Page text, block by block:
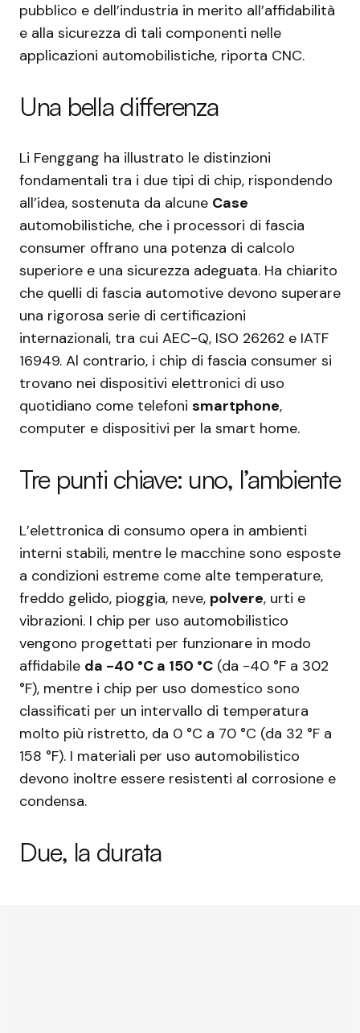
pubblico e dell’industria in merito all’affidabilità
e alla sicurezza di tali componenti nelle
applicazioni automobilistiche, riporta CNC.
Una bella differenza
Li Fenggang ha illustrato le distinzioni
fondamentali tra i due tipi di chip, rispondendo
all’idea, sostenuta da alcune Case
automobilistiche, che i processori di fascia
consumer offrano una potenza di calcolo
superiore e una sicurezza adeguata. Ha chiarito
che quelli di fascia automotive devono superare
una rigorosa serie di certificazioni
internazionali, tra cui AEC-Q, ISO 26262 e IATF
16949. Al contrario, i chip di fascia consumer si
trovano nei dispositivi elettronici di uso
quotidiano come telefoni smartphone,
computer e dispositivi per la smart home.
Tre punti chiave: uno, l’ambiente
L’elettronica di consumo opera in ambienti
interni stabili, mentre le macchine sono esposte
a condizioni estreme come alte temperature,
freddo gelido, pioggia, neve, polvere, urti e
vibrazioni. I chip per uso automobilistico
vengono progettati per funzionare in modo
affidabile da -40 °C a 150 °C (da -40 °F a 302
°F), mentre i chip per uso domestico sono
classificati per un intervallo di temperatura
molto più ristretto, da 0 °C a 70 °C (da 32 °F a
158 °F). I materiali per uso automobilistico
devono inoltre essere resistenti al corrosione e
condensa.
Due, la durata